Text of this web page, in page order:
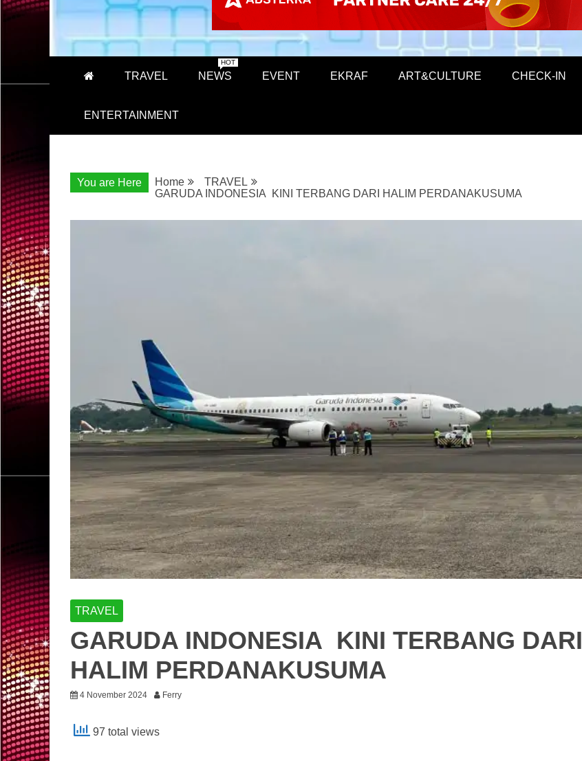
TRAVEL NEWS
HOT
EVENT EKRAF ART&CULTURE CHECK-IN
ENTERTAINMENT
You are Here Home
TRAVEL
GARUDA INDONESIA KINI TERBANG DARI HALIM PERDANAKUSUMA
TRAVEL
GARUDA INDONESIA KINI TERBANG DARI
HALIM PERDANAKUSUMA
4 November 2024 Ferry
97 total views